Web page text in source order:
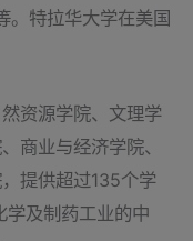
。特拉华大学在美国
资源学院、文理学
商业与经济学院、
提供超过135个学
及制药工业的中